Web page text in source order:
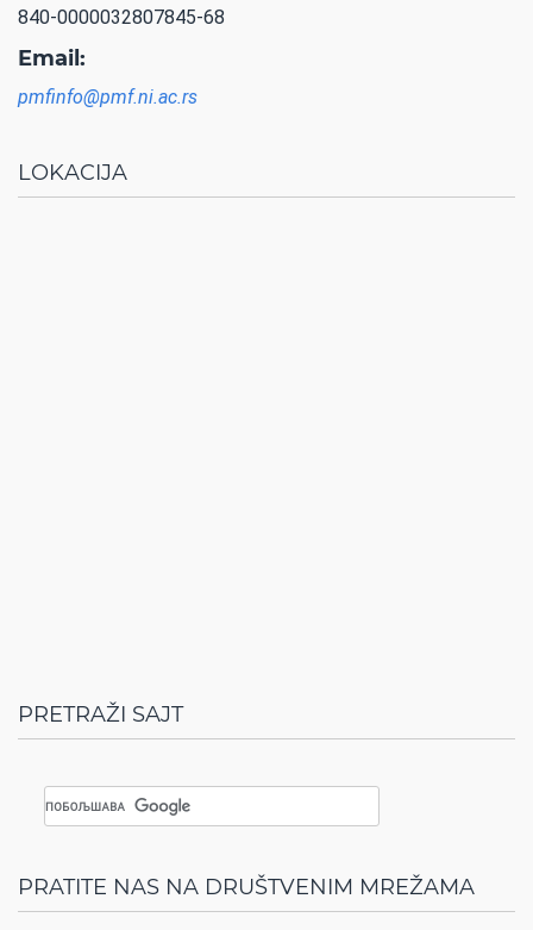
840-0000032807845-68
Email:
pmfinfo@pmf.ni.ac.rs
LOKACIJA
PRETRAŽI SAJT
PRATITE NAS NA DRUŠTVENIM MREŽAMA